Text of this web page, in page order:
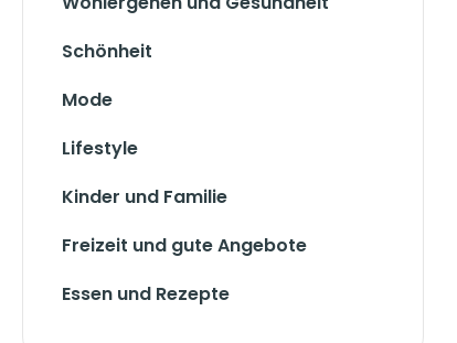
Schönheit
Mode
Lifestyle
Kinder und Familie
Freizeit und gute Angebote
Essen und Rezepte